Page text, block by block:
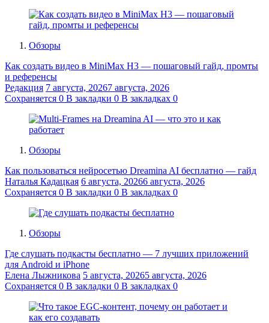
Обзоры
Как создать видео в MiniMax H3 — пошаговый гайд, промты
и референсы
Редакция 7 августа, 20267 августа, 2026
Сохраняется 0 В закладки 0 В закладках 0
Обзоры
Как пользоваться нейросетью Dreamina AI бесплатно — гайд
Наталья Кадацкая 6 августа, 20266 августа, 2026
Сохраняется 0 В закладки 0 В закладках 0
Обзоры
Где слушать подкасты бесплатно — 7 лучших приложений
для Android и iPhone
Елена Лыжникова 5 августа, 20265 августа, 2026
Сохраняется 0 В закладки 0 В закладках 0